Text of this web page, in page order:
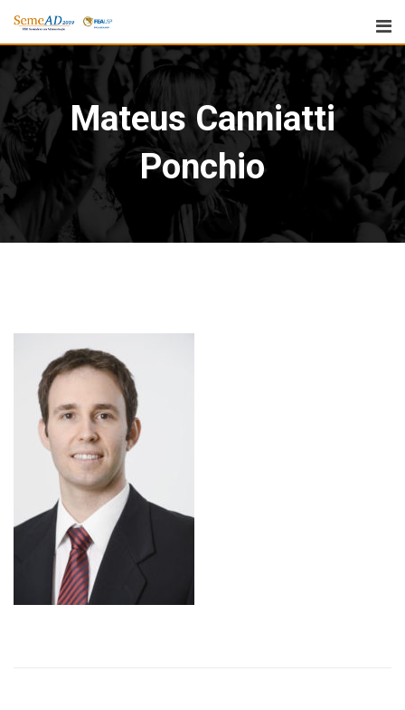
Mateus Canniatti
Ponchio